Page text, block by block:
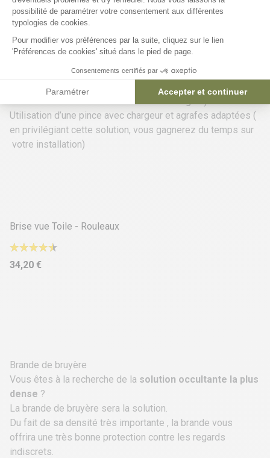
concernant le niveau d’opacité, plusieurs gammes existent
sur le marché, plus la densité sera importante, plus
l’occultation sera efficace.
La mise en place pourra se faire de différentes manières :
fil d’attache, il vous faudra réaliser des
nœuds pour venir ligaturer sur votre clôture ( prévoir une
Utilisation d’une pince avec chargeur et agrafes adaptées (
en privilégiant cette solution, vous gagnerez du temps sur
votre installation)
Brise vue Toile - Rouleaux
34,20 €
Brande de bruyère
Vous êtes à la recherche de la solution occultante la plus
dense ?
La brande de bruyère sera la solution.
Du fait de sa densité très importante , la brande vous
offrira une très bonne protection contre les regards
indiscrets.
possibilité de paramétrer votre consentement aux différentes
typologies de cookies.
Pour modifier vos préférences par la suite, cliquez sur le lien
'Préférences de cookies' situé dans le pied de page.
Consentements certifiés par
Paramétrer Accepter et continuer
Axeptio consent